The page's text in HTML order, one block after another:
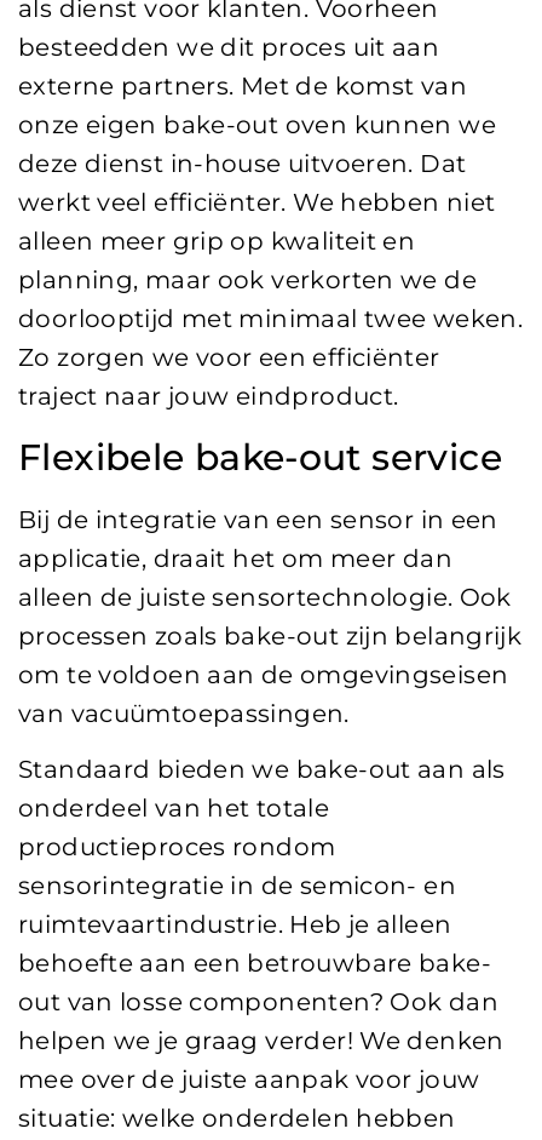
als dienst voor klanten. Voorheen
besteedden we dit proces uit aan
externe partners. Met de komst van
onze eigen bake-out oven kunnen we
deze dienst in-house uitvoeren. Dat
werkt veel efficiënter. We hebben niet
alleen meer grip op kwaliteit en
planning, maar ook verkorten we de
doorlooptijd met minimaal twee weken.
Zo zorgen we voor een efficiënter
traject naar jouw eindproduct.
Flexibele bake-out service
Bij de integratie van een sensor in een
applicatie, draait het om meer dan
alleen de juiste sensortechnologie. Ook
processen zoals bake-out zijn belangrijk
om te voldoen aan de omgevingseisen
van vacuümtoepassingen.
Standaard bieden we bake-out aan als
onderdeel van het totale
productieproces rondom
sensorintegratie in de semicon- en
ruimtevaartindustrie. Heb je alleen
behoefte aan een betrouwbare bake-
out van losse componenten? Ook dan
helpen we je graag verder! We denken
mee over de juiste aanpak voor jouw
situatie: welke onderdelen hebben